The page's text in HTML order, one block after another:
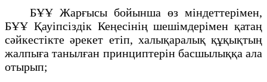
БҰҰ Жарғысы бойынша өз мiндеттерiмен,
БҰҰ Қауіпсiздiк Кеңесiнiң шешiмдерiмен қатаң
сәйкестiкте әрекет етiп, халықаралық құқықтың
жалпыға танылған принциптерiн басшылыққа ала
отырып;